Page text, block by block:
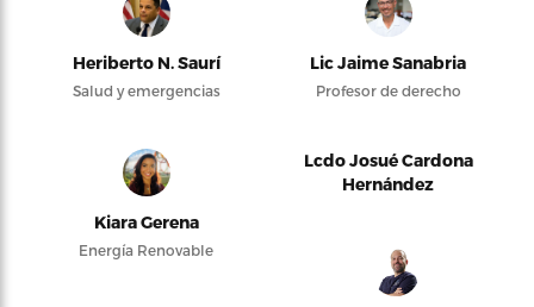
Heriberto N. Saurí
Salud y emergencias
Lic Jaime Sanabria
Profesor de derecho
Kiara Gerena
Energía Renovable
Lcdo Josué Cardona
Hernández